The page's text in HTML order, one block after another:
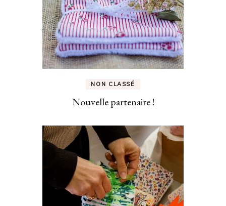
NON CLASSÉ
Nouvelle partenaire !